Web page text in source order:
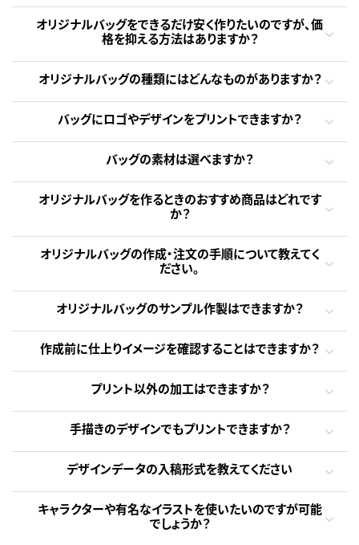
オリジナルバッグをできるだけ安く作りたいのですが、価
格を抑える方法はありますか？
オリジナルバッグの種類にはどんなものがありますか？
バッグにロゴやデザインをプリントできますか？
バッグの素材は選べますか？
オリジナルバッグを作るときのおすすめ商品はどれです
か？
オリジナルバッグの作成・注文の手順について教えてく
ださい。
オリジナルバッグのサンプル作製はできますか？
作成前に仕上りイメージを確認することはできますか？
プリント以外の加工はできますか？
手描きのデザインでもプリントできますか？
デザインデータの入稿形式を教えてください
キャラクターや有名なイラストを使いたいのですが可能
でしょうか？